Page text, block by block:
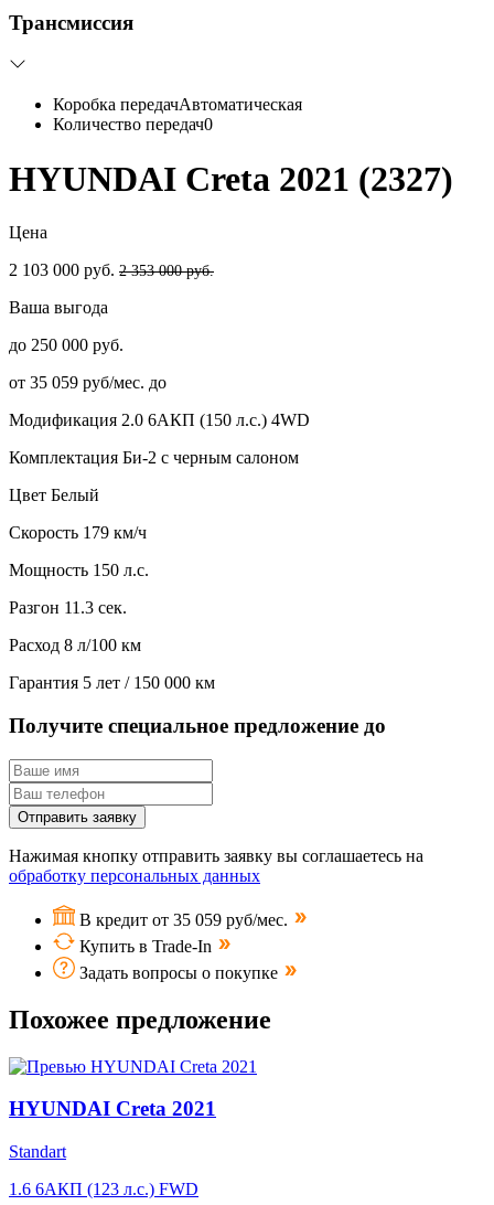
Трансмиссия
Коробка передачАвтоматическая
Количество передач0
HYUNDAI Creta 2021 (2327)
Цена
2 103 000 руб. 2 353 000 руб.
Ваша выгода
до 250 000 руб.
от 35 059 руб/мес. до
Модификация 2.0 6AКП (150 л.с.) 4WD
Комплектация Би-2 с черным салоном
Цвет Белый
Скорость 179 км/ч
Мощность 150 л.с.
Разгон 11.3 сек.
Расход 8 л/100 км
Гарантия 5 лет / 150 000 км
Получите специальное предложение до
Отправить заявку
Нажимая кнопку отправить заявку вы соглашаетесь на
обработку персональных данных
В кредит от 35 059 руб/мес.
Купить в Trade-In
Задать вопросы о покупке
Похожее предложение
HYUNDAI Creta 2021
Standart
1.6 6AКП (123 л.с.) FWD